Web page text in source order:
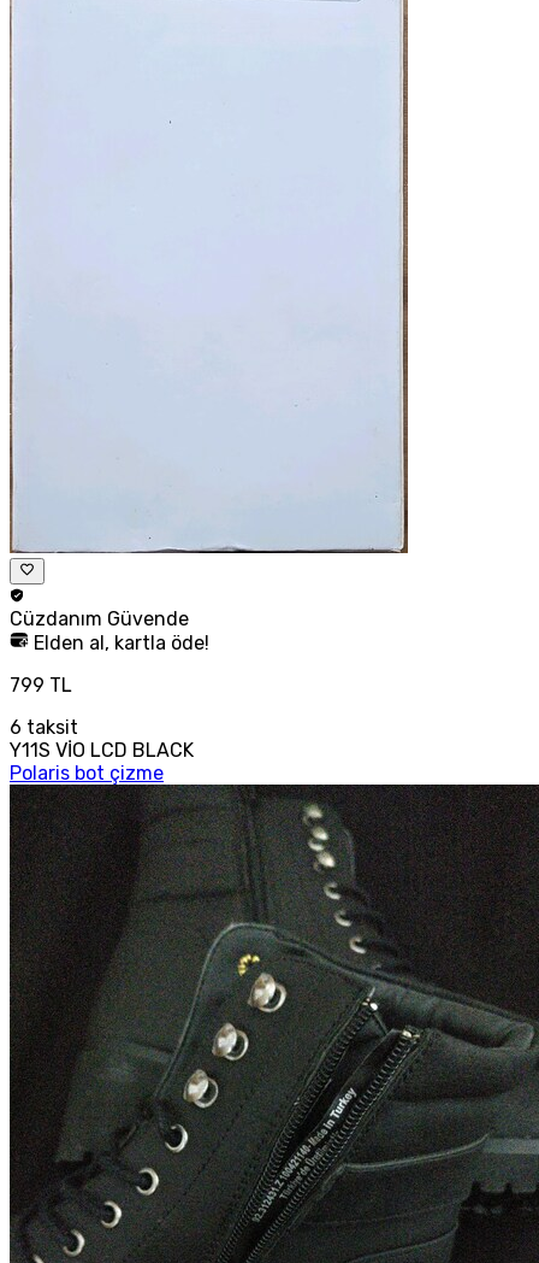
Cüzdanım Güvende
Elden al, kartla öde!
799 TL
6 taksit
Y11S VİO LCD BLACK
Polaris bot çizme